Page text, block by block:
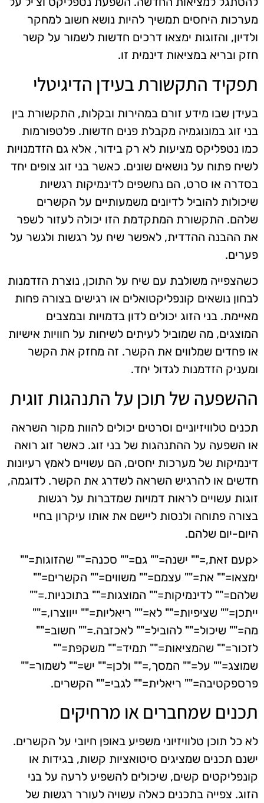
מערכות היחסים תמשיך להיות נושא חשוב למחקר
ולדיון, והזוגות ימצאו דרכים חדשות לשמור על קשר
חזק ובריא במציאות דינמית זו.
תפקיד התקשורת בעידן הדיגיטלי
בעידן שבו מידע זורם במהירות ובקלות, התקשורת בין
בני זוג במונוגמיה מקבלת פנים חדשות. פלטפורמות
כמו נטפליקס מציעות לא רק בידור, אלא גם הזדמנויות
לשיח פתוח על נושאים שונים. כאשר בני זוג צופים יחד
בסדרה או סרט, הם נחשפים לדינמיקות רגשיות
שיכולות להוביל לדיונים משמעותיים על הקשרים
שלהם. התקשורת המתקדמת הזו יכולה לעזור לשפר
את ההבנה ההדדית, לאפשר שיח על רגשות ולגשר על
פערים.
כשהצפייה משולבת עם שיח על התוכן, נוצרת הזדמנות
לבחון נושאים קונפליקטואלים או רגישים בצורה פחות
מאיימת. בני הזוג יכולים לדון בדמויות ובמצבים
המוצגים, מה שמוביל לעיתים לשיחות על חוויות אישיות
או פחדים שמלווים את הקשר. זה מחזק את הקשר
ומעניק הזדמנות לגדול יחד.
ההשפעה של תוכן על התנהגות זוגית
תכנים טלוויזיוניים וסרטים יכולים להוות מקור השראה
או השפעה על ההתנהגות של בני זוג. כאשר זוג רואה
דינמיקות של מערכות יחסים, הם עשויים לאמץ רעיונות
חדשים או להרגיש השראה לשדרג את הקשר. לדוגמה,
זוגות עשויים לראות דמויות שמדברות על רגשות
בצורה פתוחה ולנסות ליישם את אותו עיקרון בחיי
היום-יום שלהם.
<pעם זאת,="" ישנה="" גם="" סכנה="" שהזוגות=""
ימצאו="" את="" עצמם="" משווים="" הקשרים=""
שלהם="" לדינמיקות="" המוצגות="" בתוכניות.=""
ייתכן="" שציפיות="" לא="" ריאליות="" ייווצרו,=""
מה="" שיכול="" להוביל="" לאכזבה.="" חשוב=""
לזכור="" שהמציאות="" תמיד="" משקפת=""
שמוצג="" על="" המסך,="" ולכן="" יש="" לשמור=""
פרספקטיבה="" ריאלית="" לגבי="" הקשרים.
תכנים שמחברים או מרחיקים
לא כל תוכן טלוויזיוני משפיע באופן חיובי על הקשרים.
ישנם תכנים שמציגים סיטואציות קשות, בגידות או
קונפליקטים קשים, שיכולים להשפיע לרעה על בני
הזוג. צפייה בתכנים כאלה עשויה לעורר רגשות של